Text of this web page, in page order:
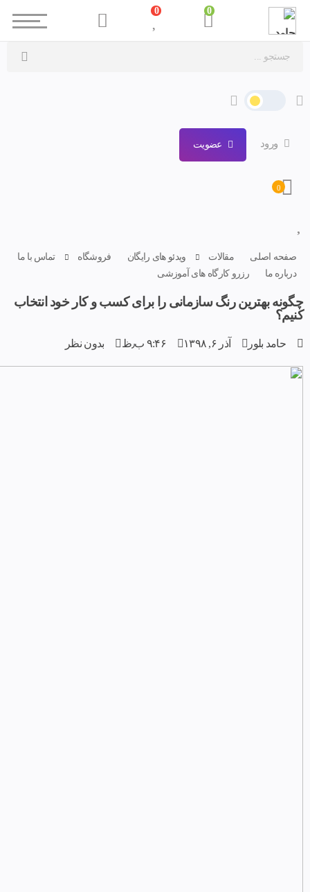
ورود عضویت
0
صفحه اصلی مقالات ویدئو های رایگان فروشگاه
تماس با ما
درباره ما
رزرو کارگاه های آموزشی
چگونه بهترین رنگ سازمانی را برای کسب و کار خود انتخاب
کنیم؟
حامد بلور آذر ۶, ۱۳۹۸ ۹:۴۶ ب٫ظ بدون نظر
0
0